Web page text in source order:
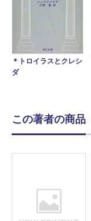
＊トロイラスとクレシ
ダ
この著者の商品